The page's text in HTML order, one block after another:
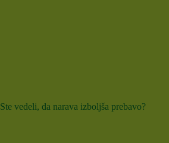
Ste vedeli, da narava izboljša prebavo?